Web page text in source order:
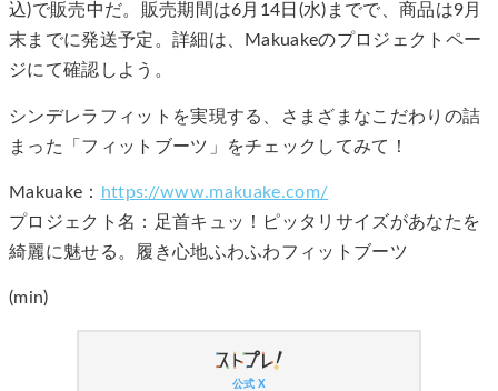
込)で販売中だ。販売期間は6月14日(水)までで、商品は9月
末までに発送予定。詳細は、Makuakeのプロジェクトペー
ジにて確認しよう。
シンデレラフィットを実現する、さまざまなこだわりの詰
まった「フィットブーツ」をチェックしてみて！
Makuake：
https://www.makuake.com/
プロジェクト名：足首キュッ！ピッタリサイズがあなたを
綺麗に魅せる。履き心地ふわふわフィットブーツ
(min)
公式 X